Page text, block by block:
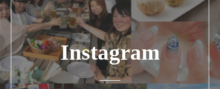
Instagram